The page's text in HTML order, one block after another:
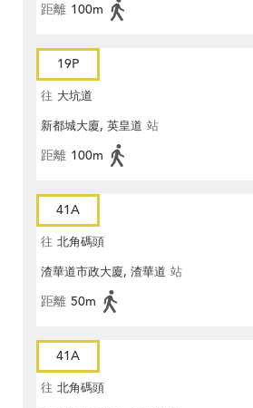
距離 100m
19P
往 大坑道
新都城大廈, 英皇道 站
距離 100m
41A
往 北角碼頭
渣華道市政大廈, 渣華道 站
距離 50m
41A
往 北角碼頭